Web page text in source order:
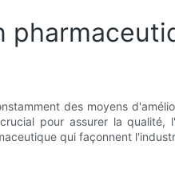
des moyens
pour assurer la
qui façonnent